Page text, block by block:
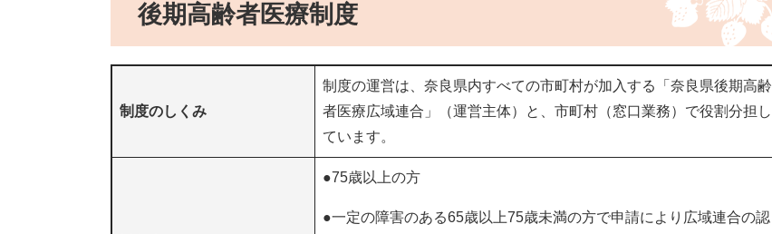
後期高齢者医療制度
制度のしくみ
制度の運営は、奈良県内すべての市町村が加入する「奈良県後期高齢
者医療広域連合」（運営主体）と、市町村（窓口業務）で役割分担し
ています。
●75歳以上の方
●一定の障害のある65歳以上75歳未満の方で申請により広域連合の認